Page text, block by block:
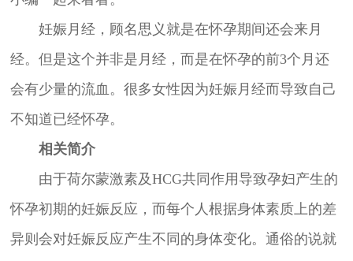
妊娠月经，顾名思义就是在怀孕期间还会来月
经。但是这个并非是月经，而是在怀孕的前3个月还
会有少量的流血。很多女性因为妊娠月经而导致自己
不知道已经怀孕。
相关简介
由于荷尔蒙激素及HCG共同作用导致孕妇产生的
怀孕初期的妊娠反应，而每个人根据身体素质上的差
异则会对妊娠反应产生不同的身体变化。通俗的说就